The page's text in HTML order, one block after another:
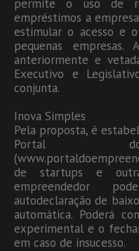
permite o uso de
empréstimos a
estimular o acesso e
pequenas
anteriormente e
Executivo e
conjunta.
Inova Simples
Pela proposta, é
Portal do
de startups e
empreendedor
autodeclaração de
automática. Poderá
experimental e o
em caso de insucesso.